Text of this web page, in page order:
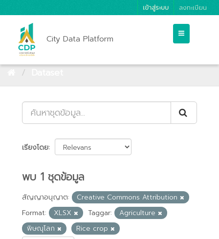
เข้าสู่ระบบ ลงทะเบียน
City Data Platform
เรียงโดย
พบ 1 ชุดข้อมูล
สัญญาอนุญาต:
Creative Commons Attribution
Format:
XLSX Taggar:
Agriculture
พิษณุโลก
Rice crop